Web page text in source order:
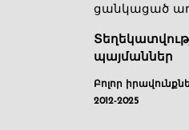
ցանկացած
պայմաններ
Բոլոր
2012-2025